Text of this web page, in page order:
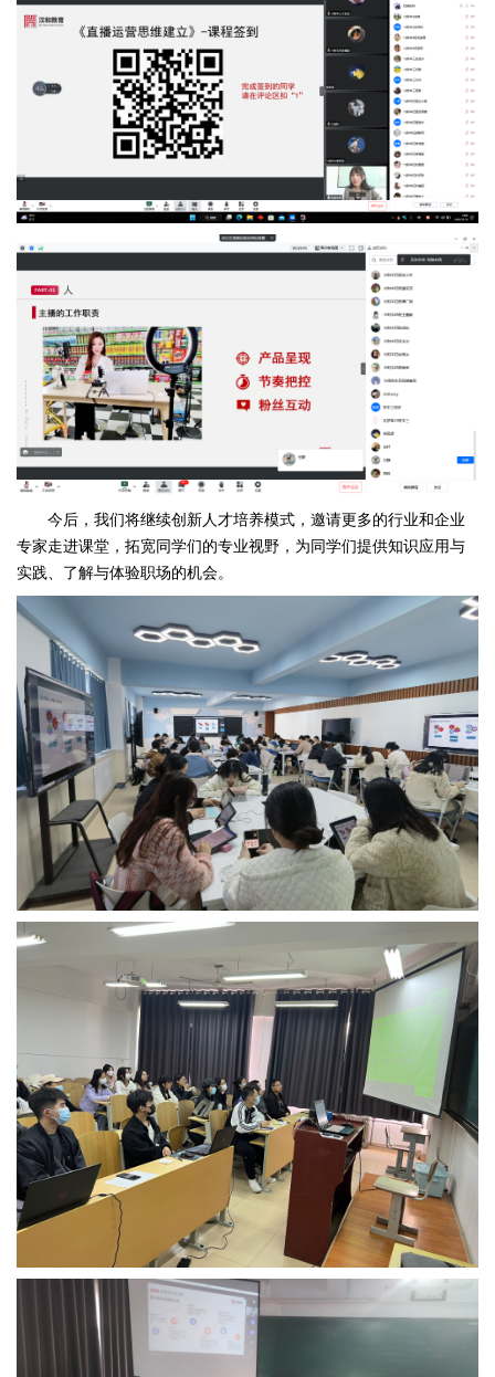
今后，我们将继续创新人才培养模式，邀请更多的行业和企业
专家走进课堂，拓宽同学们的专业视野，为同学们提供知识应用与
实践、了解与体验职场的机会。